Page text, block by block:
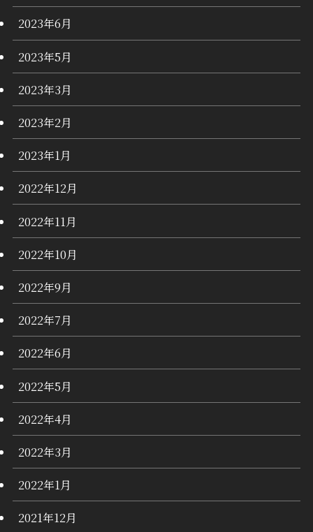
2023年6月
2023年5月
2023年3月
2023年2月
2023年1月
2022年12月
2022年11月
2022年10月
2022年9月
2022年7月
2022年6月
2022年5月
2022年4月
2022年3月
2022年1月
2021年12月